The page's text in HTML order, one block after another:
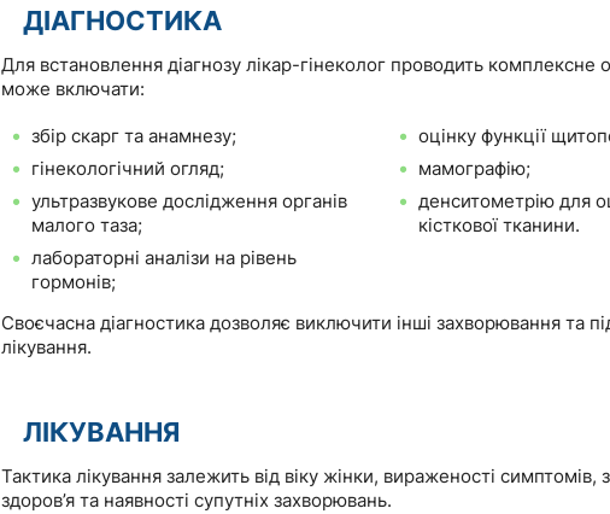
ДІАГНОСТИКА
Для встановлення діагнозу лікар-гінеколог проводить комплексне
може включати:
збір скарг та анамнезу;
гінекологічний огляд;
ультразвукове дослідження органів
малого таза;
лабораторні аналізи на рівень
гормонів;
оцінку функції
мамографію;
денситометрію для
кісткової тканини.
Своєчасна діагностика дозволяє виключити інші захворювання та
лікування.
ЛІКУВАННЯ
Тактика лікування залежить від віку жінки, вираженості симптомів,
здоров’я та наявності супутніх захворювань.